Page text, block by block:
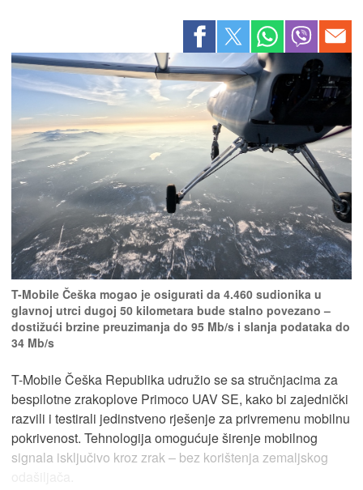
T-Mobile Češka mogao je osigurati da 4.460 sudionika u
glavnoj utrci dugoj 50 kilometara bude stalno povezano –
dostižući brzine preuzimanja do 95 Mb/s i slanja podataka do
34 Mb/s
T-Mobile Češka Republika udružio se sa stručnjacima za
bespilotne zrakoplove Primoco UAV SE, kako bi zajednički
razvili i testirali jedinstveno rješenje za privremenu mobilnu
pokrivenost. Tehnologija omogućuje širenje mobilnog
signala isključivo kroz zrak – bez korištenja zemaljskog